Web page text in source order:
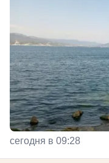
сегодня в 09:28